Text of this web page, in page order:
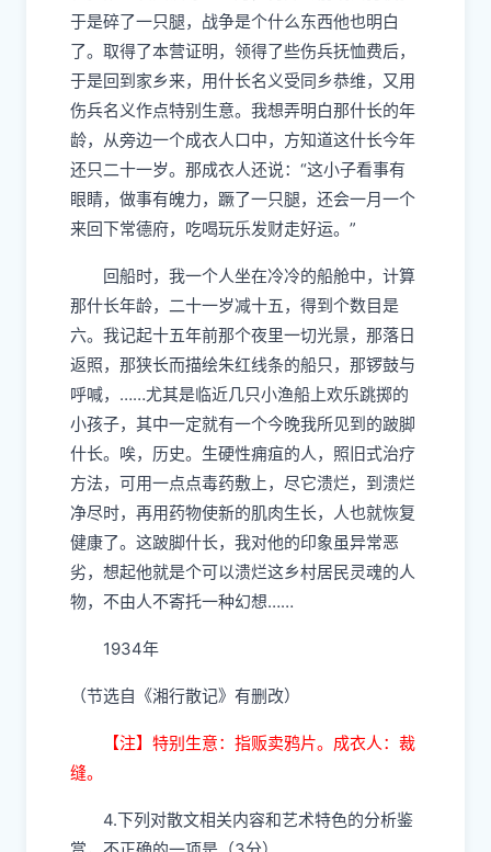
于是碎了一只腿，战争是个什么东西他也明白
了。取得了本营证明，领得了些伤兵抚恤费后，
于是回到家乡来，用什长名义受同乡恭维，又用
伤兵名义作点特别生意。我想弄明白那什长的年
龄，从旁边一个成衣人口中，方知道这什长今年
还只二十一岁。那成衣人还说：“这小子看事有
眼睛，做事有魄力，蹶了一只腿，还会一月一个
来回下常德府，吃喝玩乐发财走好运。”
回船时，我一个人坐在冷冷的船舱中，计算
那什长年龄，二十一岁减十五，得到个数目是
六。我记起十五年前那个夜里一切光景，那落日
返照，那狭长而描绘朱红线条的船只，那锣鼓与
呼喊，……尤其是临近几只小渔船上欢乐跳掷的
小孩子，其中一定就有一个今晚我所见到的跛脚
什长。唉，历史。生硬性痈疽的人，照旧式治疗
方法，可用一点点毒药敷上，尽它溃烂，到溃烂
净尽时，再用药物使新的肌肉生长，人也就恢复
健康了。这跛脚什长，我对他的印象虽异常恶
劣，想起他就是个可以溃烂这乡村居民灵魂的人
物，不由人不寄托一种幻想……
1934年
（节选自《湘行散记》有删改）
【注】特别生意：指贩卖鸦片。成衣人：裁
缝。
4.下列对散文相关内容和艺术特色的分析鉴